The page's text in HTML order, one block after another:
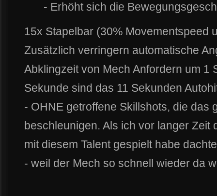
- Erhöht sich die
15x Stapelbar (30% Movementspeed
Zusätzlich verringern automatische
Abklingzeit von Mech Anfordern um 1
Sekunde sind das 11 Sekunden
- OHNE getroffene Skillshots, die das
beschleunigen. Als ich vor langer Zeit
mit diesem Talent gespielt habe
- weil der Mech so schnell wieder da